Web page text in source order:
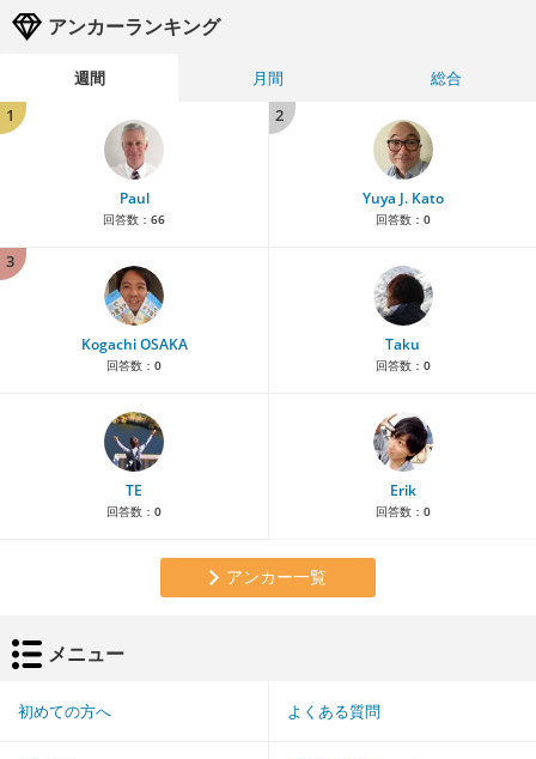
アンカーランキング
週間 月間
総合
1
Paul
回答数： 66
2
Yuya J. Kato
回答数： 0
3
Kogachi OSAKA
回答数： 0
Taku
回答数： 0
TE
回答数： 0
Erik
回答数： 0
アンカー一覧
メニュー
初めての方へ よくある質問